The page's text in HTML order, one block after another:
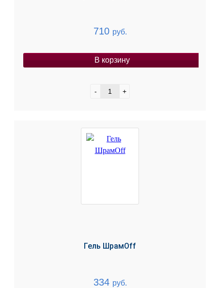
710 руб.
В корзину
- +
Гель ШрамOff
334 руб.